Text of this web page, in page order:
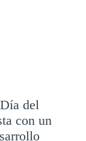
del
con un